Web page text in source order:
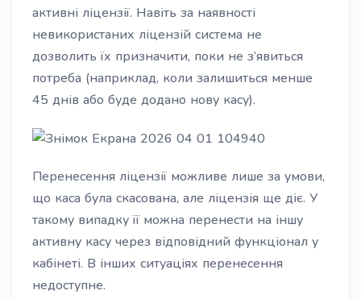
активні ліцензії. Навіть за наявності
невикористаних ліцензій система не
дозволить їх призначити, поки не з’явиться
потреба (наприклад, коли залишиться менше
45 днів або буде додано нову касу).
Перенесення ліцензії можливе лише за умови,
що каса була скасована, але ліцензія ще діє. У
такому випадку її можна перенести на іншу
активну касу через відповідний функціонал у
кабінеті. В інших ситуаціях перенесення
недоступне.